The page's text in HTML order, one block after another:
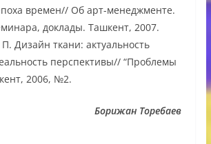
времен// Об арт-менеджментe.
доклады. Ташкент, 2007.
Дизайн ткани: актуальность
перспективы// “Проблемы
2006, №2.
Борижан Торебаев